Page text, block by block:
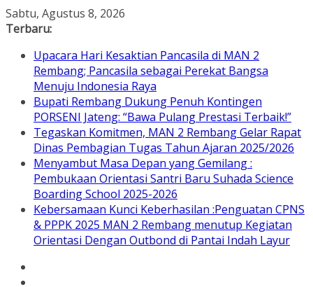
Skip
to
Sabtu, Agustus 8, 2026
Terbaru:
Upacara Hari Kesaktian Pancasila di MAN 2
Rembang; Pancasila sebagai Perekat Bangsa
Menuju Indonesia Raya
Bupati Rembang Dukung Penuh Kontingen
PORSENI Jateng: “Bawa Pulang Prestasi Terbaik!”
Tegaskan Komitmen, MAN 2 Rembang Gelar Rapat
Dinas Pembagian Tugas Tahun Ajaran 2025/2026
Menyambut Masa Depan yang Gemilang :
Pembukaan Orientasi Santri Baru Suhada Science
Boarding School 2025-2026
Kebersamaan Kunci Keberhasilan :Penguatan CPNS
& PPPK 2025 MAN 2 Rembang menutup Kegiatan
Orientasi Dengan Outbond di Pantai Indah Layur